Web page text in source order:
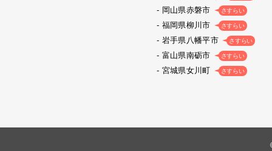
岡山県赤磐市 さすらい
福岡県柳川市 さすらい
岩手県八幡平市 さすらい
富山県南砺市 さすらい
宮城県女川町 さすらい